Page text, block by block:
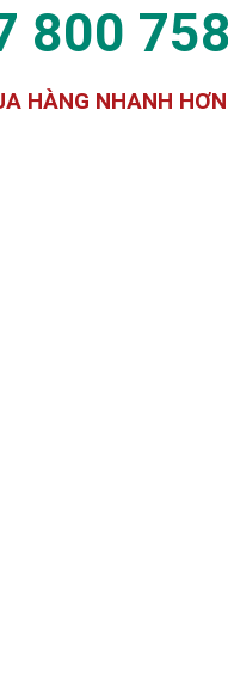
800 758
HÀNG NHANH HƠN